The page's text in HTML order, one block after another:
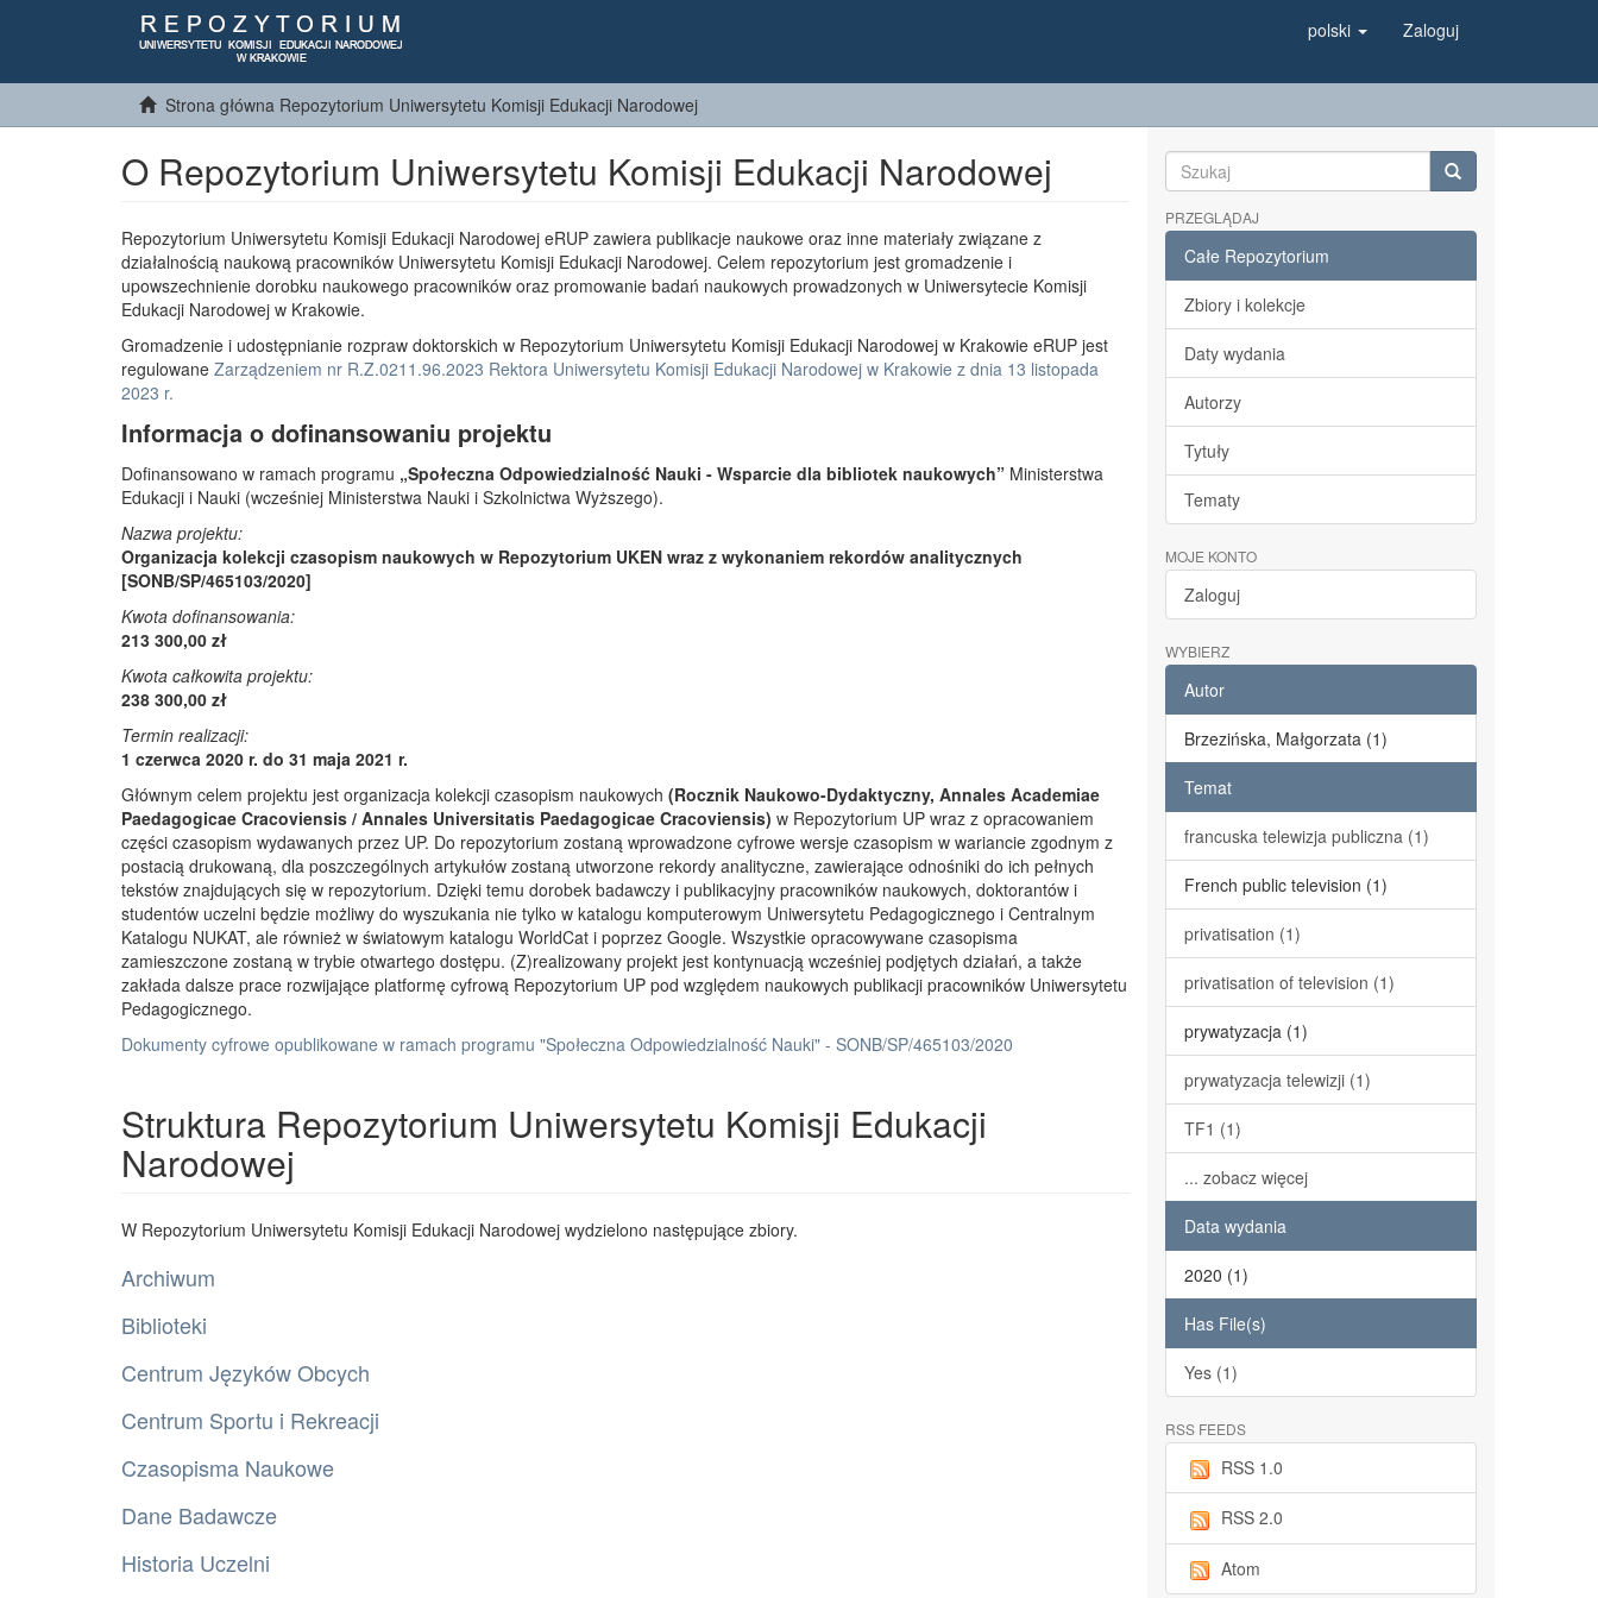
polski Zaloguj
Strona główna Repozytorium Uniwersytetu Komisji Edukacji Narodowej
O Repozytorium Uniwersytetu Komisji Edukacji Narodowej
Repozytorium Uniwersytetu Komisji Edukacji Narodowej eRUP zawiera publikacje naukowe oraz inne materiały związane z
działalnością naukową pracowników Uniwersytetu Komisji Edukacji Narodowej. Celem repozytorium jest gromadzenie i
upowszechnienie dorobku naukowego pracowników oraz promowanie badań naukowych prowadzonych w Uniwersytecie Komisji
Edukacji Narodowej w Krakowie.
Gromadzenie i udostępnianie rozpraw doktorskich w Repozytorium Uniwersytetu Komisji Edukacji Narodowej w Krakowie eRUP jest
regulowane Zarządzeniem nr R.Z.0211.96.2023 Rektora Uniwersytetu Komisji Edukacji Narodowej w Krakowie z dnia 13 listopada
2023 r.
Informacja o dofinansowaniu projektu
Dofinansowano w ramach programu „Społeczna Odpowiedzialność Nauki - Wsparcie dla bibliotek naukowych” Ministerstwa
Edukacji i Nauki (wcześniej Ministerstwa Nauki i Szkolnictwa Wyższego).
Nazwa projektu:
Organizacja kolekcji czasopism naukowych w Repozytorium UKEN wraz z wykonaniem rekordów analitycznych
[SONB/SP/465103/2020]
Kwota dofinansowania:
213 300,00 zł
Kwota całkowita projektu:
238 300,00 zł
Termin realizacji:
1 czerwca 2020 r. do 31 maja 2021 r.
Głównym celem projektu jest organizacja kolekcji czasopism naukowych (Rocznik Naukowo-Dydaktyczny, Annales Academiae
Paedagogicae Cracoviensis / Annales Universitatis Paedagogicae Cracoviensis) w Repozytorium UP wraz z opracowaniem
części czasopism wydawanych przez UP. Do repozytorium zostaną wprowadzone cyfrowe wersje czasopism w wariancie zgodnym z
postacią drukowaną, dla poszczególnych artykułów zostaną utworzone rekordy analityczne, zawierające odnośniki do ich pełnych
tekstów znajdujących się w repozytorium. Dzięki temu dorobek badawczy i publikacyjny pracowników naukowych, doktorantów i
studentów uczelni będzie możliwy do wyszukania nie tylko w katalogu komputerowym Uniwersytetu Pedagogicznego i Centralnym
Katalogu NUKAT, ale również w światowym katalogu WorldCat i poprzez Google. Wszystkie opracowywane czasopisma
zamieszczone zostaną w trybie otwartego dostępu. (Z)realizowany projekt jest kontynuacją wcześniej podjętych działań, a także
zakłada dalsze prace rozwijające platformę cyfrową Repozytorium UP pod względem naukowych publikacji pracowników Uniwersytetu
Pedagogicznego.
Dokumenty cyfrowe opublikowane w ramach programu "Społeczna Odpowiedzialność Nauki" - SONB/SP/465103/2020
Struktura Repozytorium Uniwersytetu Komisji Edukacji
Narodowej
W Repozytorium Uniwersytetu Komisji Edukacji Narodowej wydzielono następujące zbiory.
Archiwum
Biblioteki
Centrum Języków Obcych
Centrum Sportu i Rekreacji
Czasopisma Naukowe
Dane Badawcze
Historia Uczelni
PRZEGLĄDAJ
Całe Repozytorium
Zbiory i kolekcje
Daty wydania
Autorzy
Tytuły
Tematy
MOJE KONTO
Zaloguj
WYBIERZ
Autor
Brzezińska, Małgorzata (1)
Temat
francuska telewizja publiczna (1)
French public television (1)
privatisation (1)
privatisation of television (1)
prywatyzacja (1)
prywatyzacja telewizji (1)
TF1 (1)
... zobacz więcej
Data wydania
2020 (1)
Has File(s)
Yes (1)
RSS FEEDS
RSS 1.0
RSS 2.0
Atom